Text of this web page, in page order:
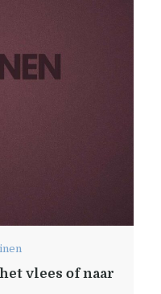
vlees of naar